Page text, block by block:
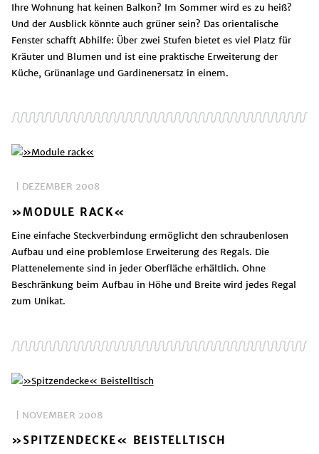
Ihre Wohnung hat keinen Balkon? Im Sommer wird es zu heiß?
Und der Ausblick könnte auch grüner sein? Das orientalische
Fenster schafft Abhilfe: Über zwei Stufen bietet es viel Platz für
Kräuter und Blumen und ist eine praktische Erweiterung der
Küche, Grünanlage und Gardinenersatz in einem.
| DEZEMBER 2008
»MODULE RACK«
Eine einfache Steckverbindung ermöglicht den schraubenlosen
Aufbau und eine problemlose Erweiterung des Regals. Die
Plattenelemente sind in jeder Oberfläche erhältlich. Ohne
Beschränkung beim Aufbau in Höhe und Breite wird jedes Regal
zum Unikat.
| NOVEMBER 2008
»SPITZENDECKE« BEISTELLTISCH